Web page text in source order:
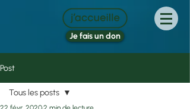
Je fais un don
Post
Tous les posts